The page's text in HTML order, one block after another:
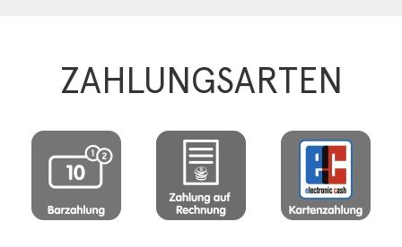
ZAHLUNGSARTEN